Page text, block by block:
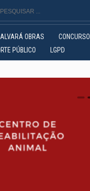
ALVARÁ OBRAS
CONCURSO
PÚBLICO LGPD
0